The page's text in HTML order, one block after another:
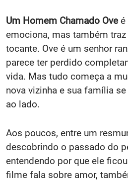
Um Homem Chamado Oveé
emociona, mas também
tocante. Ove é um senhor
parece ter perdido
vida. Mas tudo começa a
nova vizinha e sua família
ao lado.
Aos poucos, entre um
descobrindo o passado do
entendendo por que ele
filme fala sobre amor,